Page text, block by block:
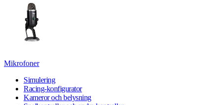
Mikrofoner
Simulering
Racing-konfigurator
Kameror och belysning